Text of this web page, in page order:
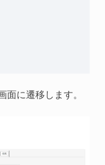
面に遷移します。